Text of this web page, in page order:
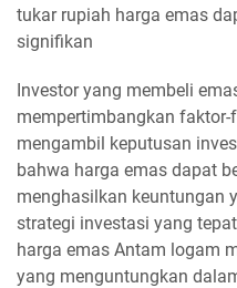
tukar rupiah harga emas
signifikan
Investor yang membeli
mempertimbangkan
mengambil keputusan
bahwa harga emas dapat
menghasilkan keuntungan
strategi investasi yang
harga emas Antam logam
yang menguntungkan